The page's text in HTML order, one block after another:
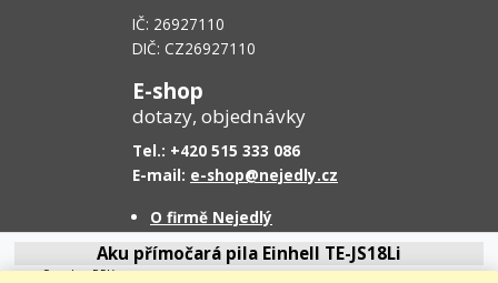
Aku přímočará pila Einhell TE-JS18Li
Cena bez DPH
IČ: 26927110
DIČ: CZ26927110
E-shop
dotazy, objednávky
Tel.: +420 515 333 086
E-mail: e-shop@nejedly.cz
O firmě Nejedlý
Proč nakoupit u nás
Obchodní podmínky